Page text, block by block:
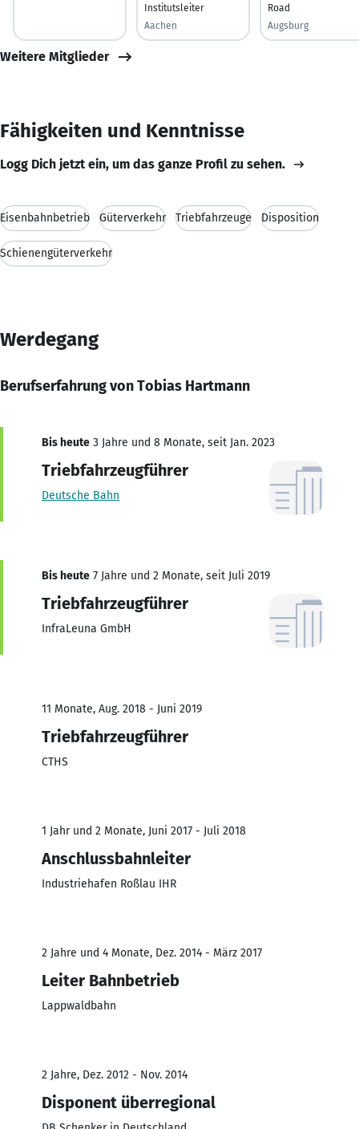
Institutsleiter
Aachen
Road
Augsburg
Weitere Mitglieder
Fähigkeiten und Kenntnisse
Logg Dich jetzt ein, um das ganze Profil zu sehen.
Eisenbahnbetrieb Güterverkehr Triebfahrzeuge Disposition
Schienengüterverkehr
Werdegang
Berufserfahrung von Tobias Hartmann
Bis heute 3 Jahre und 8 Monate, seit Jan. 2023
Triebfahrzeugführer
Deutsche Bahn
Bis heute 7 Jahre und 2 Monate, seit Juli 2019
Triebfahrzeugführer
InfraLeuna GmbH
11 Monate, Aug. 2018 - Juni 2019
Triebfahrzeugführer
CTHS
1 Jahr und 2 Monate, Juni 2017 - Juli 2018
Anschlussbahnleiter
Industriehafen Roßlau IHR
2 Jahre und 4 Monate, Dez. 2014 - März 2017
Leiter Bahnbetrieb
Lappwaldbahn
2 Jahre, Dez. 2012 - Nov. 2014
Disponent überregional